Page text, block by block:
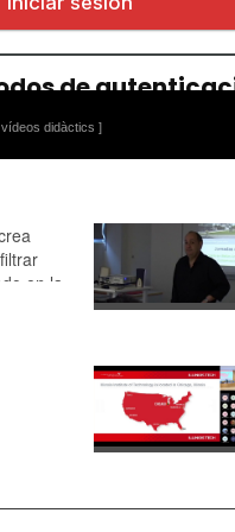
didàctics ]
en la
Menor